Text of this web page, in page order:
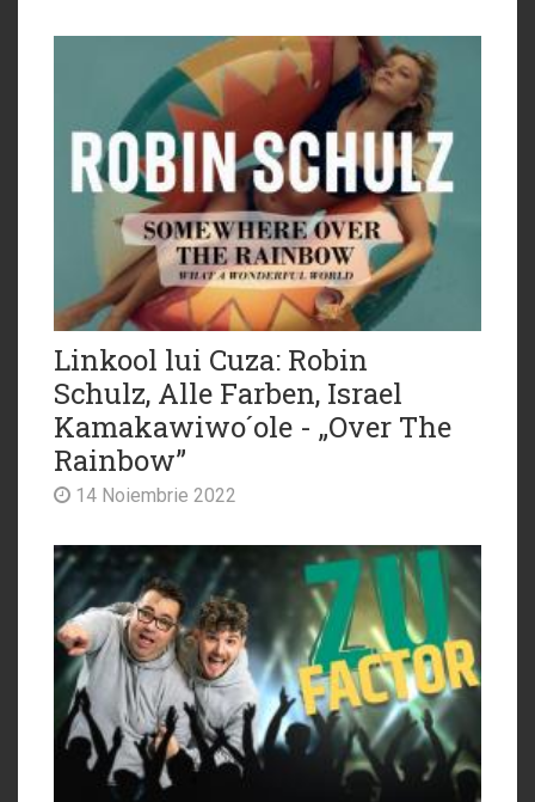
Linkool lui Cuza: Robin
Schulz, Alle Farben, Israel
Kamakawiwo´ole - „Over The
Rainbow”
14 Noiembrie 2022